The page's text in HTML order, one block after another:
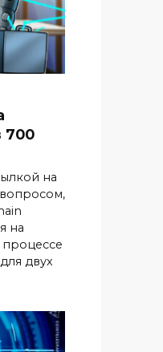
700
на
на
процессе
двух